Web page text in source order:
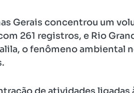
Gerais concentrou um
261 registros, e Rio
o fenômeno ambiental